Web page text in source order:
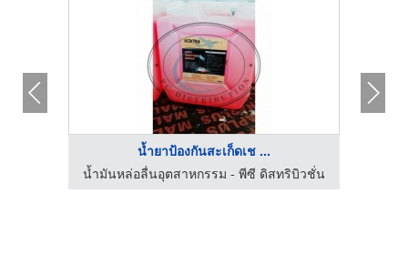
น้ำยาป้องกันสะเก็ดเช ...
น้ำมันหล่อลื่นอุตสาหกรรม - พีซี ดิสทริบิวชั่น